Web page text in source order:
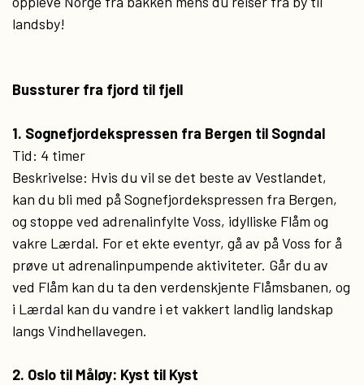
landsby!
Bussturer fra fjord til fjell
1. Sognefjordekspressen fra Bergen til Sogndal
Tid: 4 timer
Beskrivelse: Hvis du vil se det beste av Vestlandet,
kan du bli med på Sognefjordekspressen fra Bergen,
og stoppe ved adrenalinfylte Voss, idylliske Flåm og
vakre Lærdal. For et ekte eventyr, gå av på Voss for å
prøve ut adrenalinpumpende aktiviteter. Går du av
ved Flåm kan du ta den verdenskjente Flåmsbanen, og
i Lærdal kan du vandre i et vakkert landlig landskap
langs Vindhellavegen.
2. Oslo til Måløy: Kyst til Kyst